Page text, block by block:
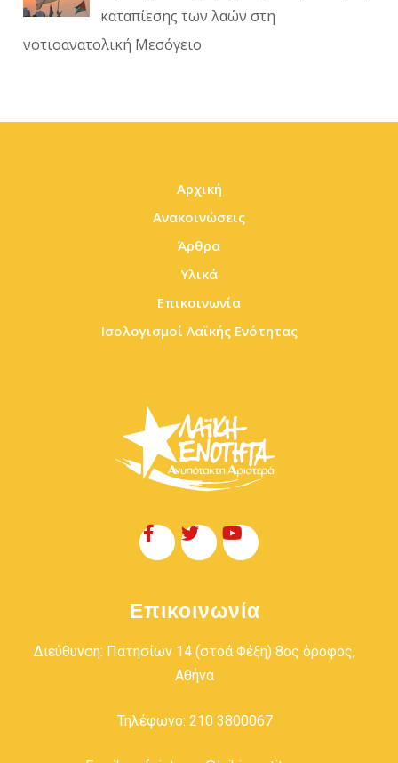
καταπίεσης των λαών στη
νοτιοανατολική Μεσόγειο
Αρχική
Ανακοινώσεις
Άρθρα
Υλικά
Επικοινωνία
Ισολογισμοί Λαϊκής Ενότητας
Επικοινωνία
Διεύθυνση: Πατησίων 14 (στοά Φέξη) 8ος όροφος,
Αθήνα
Τηλέφωνο: 210 3800067